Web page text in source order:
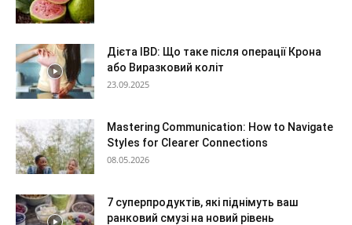
Дієта IBD: Що таке після операції Крона
або Виразковий коліт
23.09.2025
Mastering Communication: How to Navigate
Styles for Clearer Connections
08.05.2026
7 суперпродуктів, які піднімуть ваш
ранковий смузі на новий рівень